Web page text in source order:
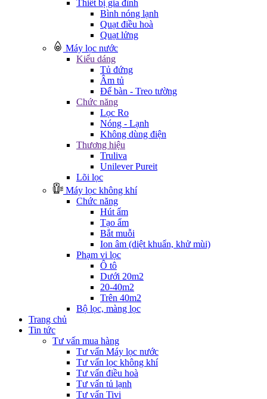
Thiết bị gia đình
Bình nóng lạnh
Quạt điều hoà
Quạt lửng
Máy lọc nước
Kiểu dáng
Tủ đứng
Âm tủ
Để bàn - Treo tường
Chức năng
Lọc Ro
Nóng - Lạnh
Không dùng điện
Thương hiệu
Truliva
Unilever Pureit
Lõi lọc
Máy lọc không khí
Chức năng
Hút ẩm
Tạo ẩm
Bắt muỗi
Ion âm (diệt khuẩn, khử mùi)
Phạm vi lọc
Ô tô
Dưới 20m2
20-40m2
Trên 40m2
Bộ lọc, màng lọc
Trang chủ
Tin tức
Tư vấn mua hàng
Tư vấn Máy lọc nước
Tư vấn lọc không khí
Tư vấn điều hoà
Tư vấn tủ lạnh
Tư vấn Tivi